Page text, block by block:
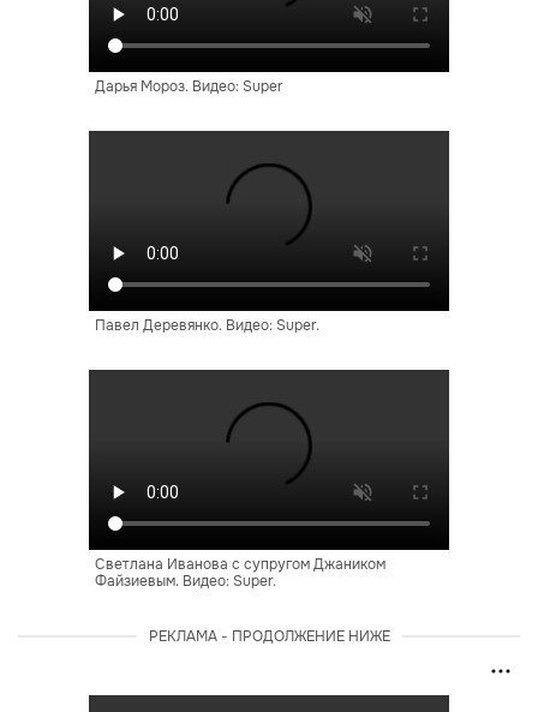
Дарья Мороз. Видео: Super
Павел Деревянко. Видео: Super.
Светлана Иванова с супругом Джаником
Файзиевым. Видео: Super.
РЕКЛАМА - ПРОДОЛЖЕНИЕ НИЖЕ